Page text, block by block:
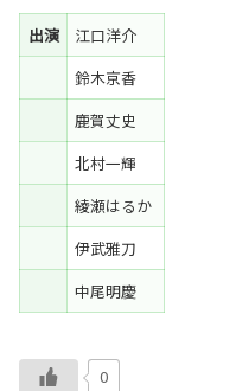
出演
江口洋介
鈴木京香
鹿賀丈史
北村一輝
綾瀬はるか
伊武雅刀
中尾明慶
0